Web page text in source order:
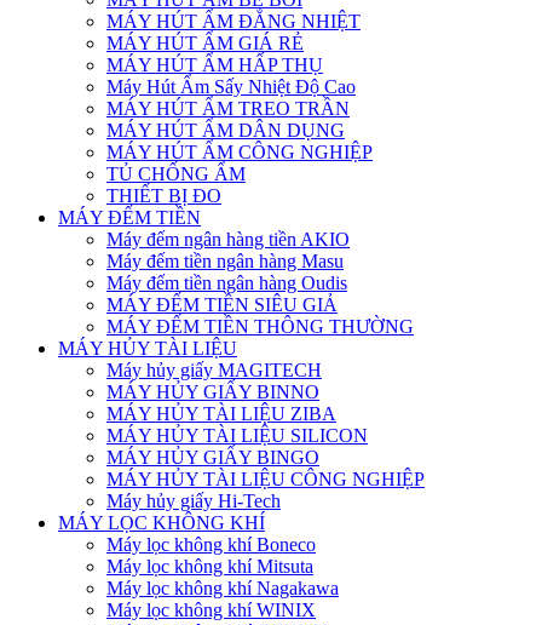
MÁY HÚT ẨM ĐẲNG NHIỆT
MÁY HÚT ẨM GIÁ RẺ
MÁY HÚT ẨM HẤP THỤ
Máy Hút Ẩm Sấy Nhiệt Độ Cao
MÁY HÚT ẨM TREO TRẦN
MÁY HÚT ẨM DÂN DỤNG
MÁY HÚT ẨM CÔNG NGHIỆP
TỦ CHỐNG ẨM
THIẾT BỊ ĐO
MÁY ĐẾM TIỀN
Máy đếm ngân hàng tiền AKIO
Máy đếm tiền ngân hàng Masu
Máy đếm tiền ngân hàng Oudis
MÁY ĐẾM TIỀN SIÊU GIẢ
MÁY ĐẾM TIỀN THÔNG THƯỜNG
MÁY HỦY TÀI LIỆU
Máy hủy giấy MAGITECH
MÁY HỦY GIẤY BINNO
MÁY HỦY TÀI LIỆU ZIBA
MÁY HỦY TÀI LIỆU SILICON
MÁY HỦY GIẤY BINGO
MÁY HỦY TÀI LIỆU CÔNG NGHIỆP
Máy hủy giấy Hi-Tech
MÁY LỌC KHÔNG KHÍ
Máy lọc không khí Boneco
Máy lọc không khí Mitsuta
Máy lọc không khí Nagakawa
Máy lọc không khí WINIX